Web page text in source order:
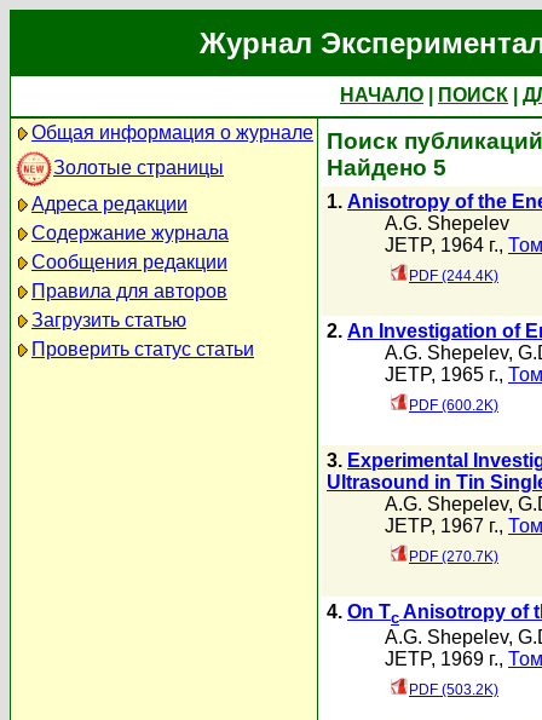
Журнал
НАЧАЛО ПОИСК
Общая информация о журнале
Золотые страницы
Адреса редакции
Содержание журнала
Сообщения редакции
Правила для авторов
Загрузить статью
Проверить статус статьи
Поиск
Найдено 5
1. Anisotropy of the
A.G. Shepelev
JETP, 1964 г.,
PDF (244.4K)
2. An Investigation of
A.G. Shepelev,
JETP, 1965 г.,
PDF (600.2K)
3. Experimental
Ultrasound in Tin
A.G. Shepelev,
JETP, 1967 г.,
PDF (270.7K)
4. On Tc Anisotropy of
A.G. Shepelev,
JETP, 1969 г.,
PDF (503.2K)